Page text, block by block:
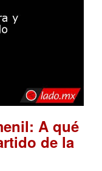
A qué
de la